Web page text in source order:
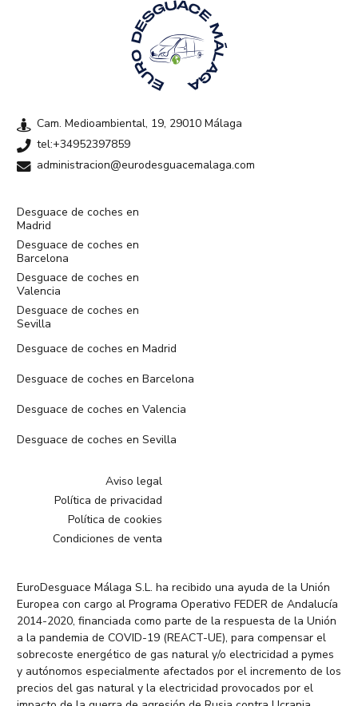
Cam. Medioambiental, 19, 29010 Málaga
tel:+34952397859
administracion@eurodesguacemalaga.com
Desguace de coches en
Madrid
Desguace de coches en
Barcelona
Desguace de coches en
Valencia
Desguace de coches en
Sevilla
Desguace de coches en Madrid
Desguace de coches en Barcelona
Desguace de coches en Valencia
Desguace de coches en Sevilla
Aviso legal
Política de privacidad
Política de cookies
Condiciones de venta
EuroDesguace Málaga S.L. ha recibido una ayuda de la Unión
Europea con cargo al Programa Operativo FEDER de Andalucía
2014-2020, financiada como parte de la respuesta de la Unión
a la pandemia de COVID-19 (REACT-UE), para compensar el
sobrecoste energético de gas natural y/o electricidad a pymes
y autónomos especialmente afectados por el incremento de los
precios del gas natural y la electricidad provocados por el